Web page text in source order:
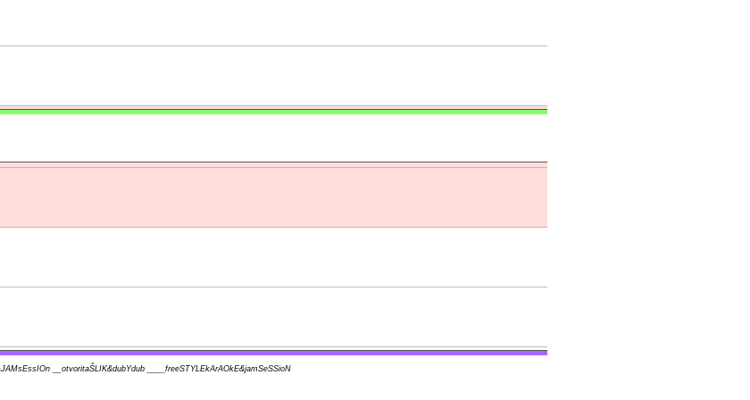
__otvoritaŠLIK&dubYdub ____freeSTYLEkArAOkE&jamSeSSioN